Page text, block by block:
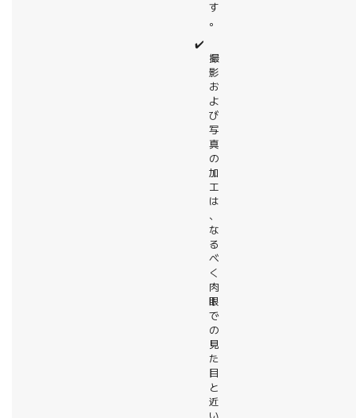
す
。
✔️
撮
影
お
よ
び
写
真
の
加
工
は
、
な
る
べ
く
肉
眼
で
の
見
た
目
と
近